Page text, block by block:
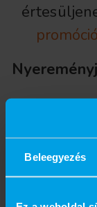
Beleegyezés